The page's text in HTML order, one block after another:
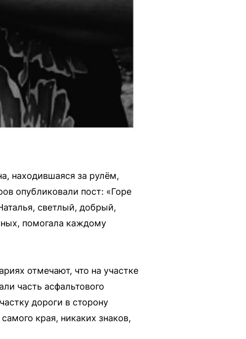
находившаяся за рулём,
опубликовали пост: «Горе
светлый, добрый,
помогала каждому
отмечают, что на участке
часть асфальтового
дороги в сторону
края, никаких знаков,